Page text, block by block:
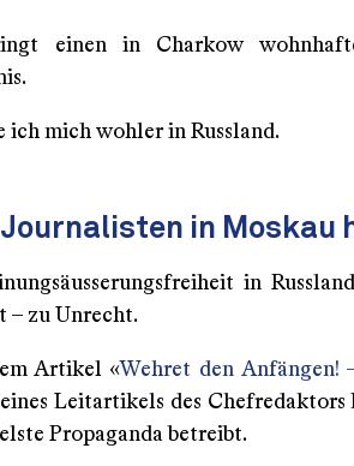
einen in Charkow
ich mich wohler in Russland.
in Moskau
in
– zu Unrecht.
Artikel «Wehret den Anfängen!
Leitartikels des Chefredaktors
Propaganda betreibt.